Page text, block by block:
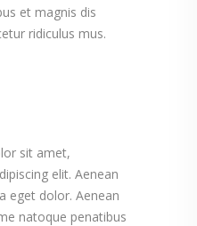
et magnis dis
ridiculus mus.
sit amet,
elit. Aenean
eget dolor. Aenean
natoque penatibus